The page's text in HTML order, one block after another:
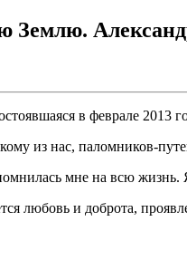
Землю.
в феврале 2013
из нас, паломников-
мне на всю
любовь и доброта,